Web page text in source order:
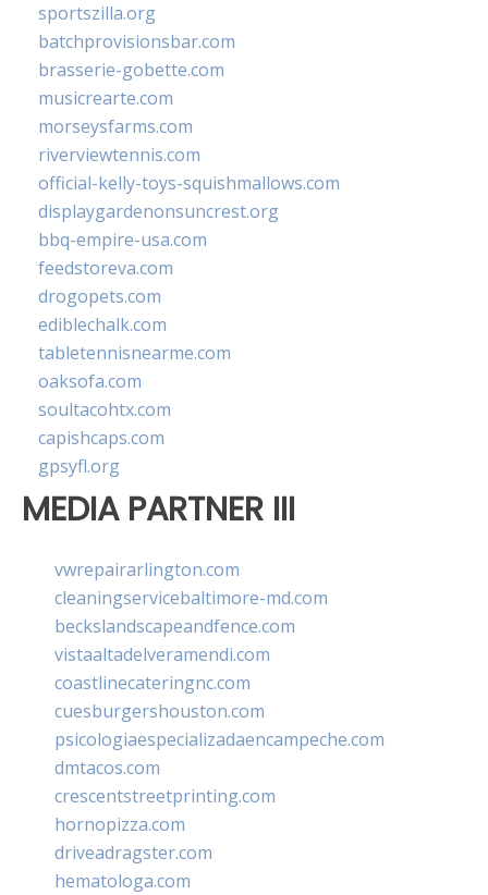
sportszilla.org
batchprovisionsbar.com
brasserie-gobette.com
musicrearte.com
morseysfarms.com
riverviewtennis.com
official-kelly-toys-squishmallows.com
displaygardenonsuncrest.org
bbq-empire-usa.com
feedstoreva.com
drogopets.com
ediblechalk.com
tabletennisnearme.com
oaksofa.com
soultacohtx.com
capishcaps.com
gpsyfl.org
MEDIA PARTNER III
vwrepairarlington.com
cleaningservicebaltimore-md.com
beckslandscapeandfence.com
vistaaltadelveramendi.com
coastlinecateringnc.com
cuesburgershouston.com
psicologiaespecializadaencampeche.com
dmtacos.com
crescentstreetprinting.com
hornopizza.com
driveadragster.com
hematologa.com